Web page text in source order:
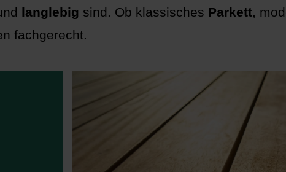
langlebig sind. Ob klassisches Parkett,
fachgerecht.